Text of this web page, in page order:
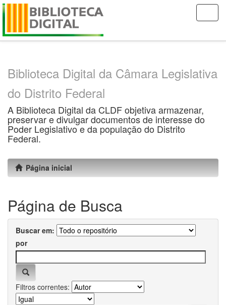
Skip
Biblioteca Digital da Câmara Legislativa
do Distrito Federal
A Biblioteca Digital da CLDF objetiva armazenar,
preservar e divulgar documentos de interesse do
Poder Legislativo e da população do Distrito
Federal.
Página inicial
Página de Busca
Buscar em:
por
Filtros correntes: